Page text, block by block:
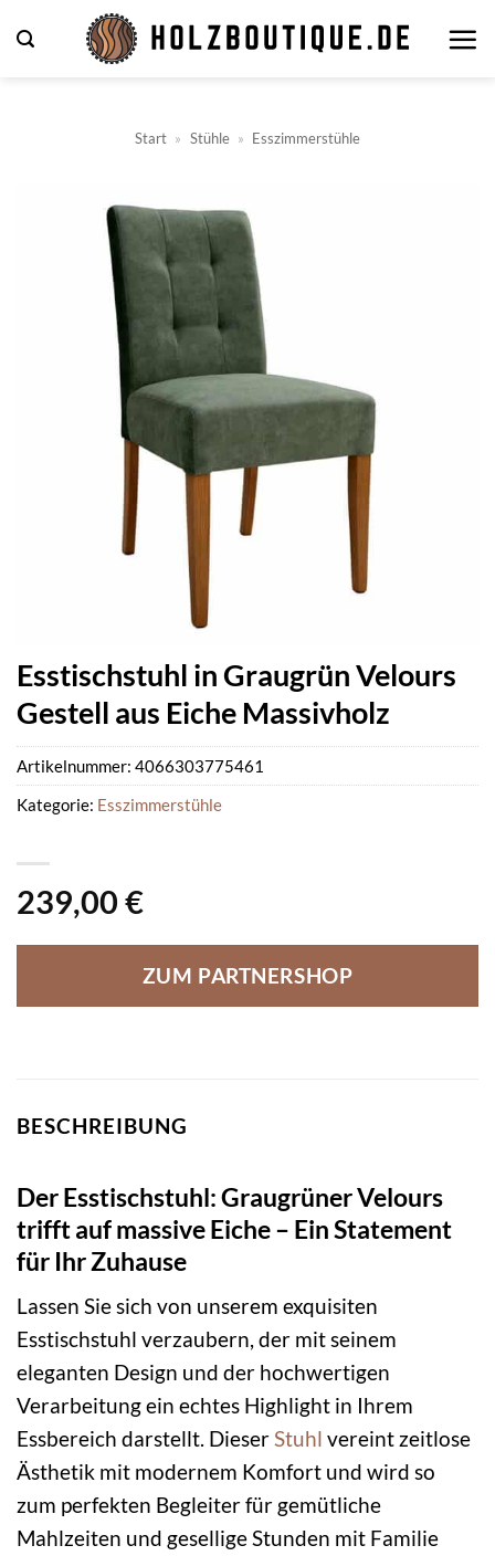
Inhalt
Start » Stühle » Esszimmerstühle
Esstischstuhl in Graugrün Velours
Gestell aus Eiche Massivholz
239,00 €
ZUM PARTNERSHOP
Artikelnummer: 4066303775461
Kategorie: Esszimmerstühle
BESCHREIBUNG
Der Esstischstuhl: Graugrüner Velours
trifft auf massive Eiche – Ein Statement
für Ihr Zuhause
Lassen Sie sich von unserem exquisiten
Esstischstuhl verzaubern, der mit seinem
eleganten Design und der hochwertigen
Verarbeitung ein echtes Highlight in Ihrem
Essbereich darstellt. DieserStuhl vereint zeitlose
Ästhetik mit modernem Komfort und wird so
zum perfekten Begleiter für gemütliche
Mahlzeiten und gesellige Stunden mit Familie